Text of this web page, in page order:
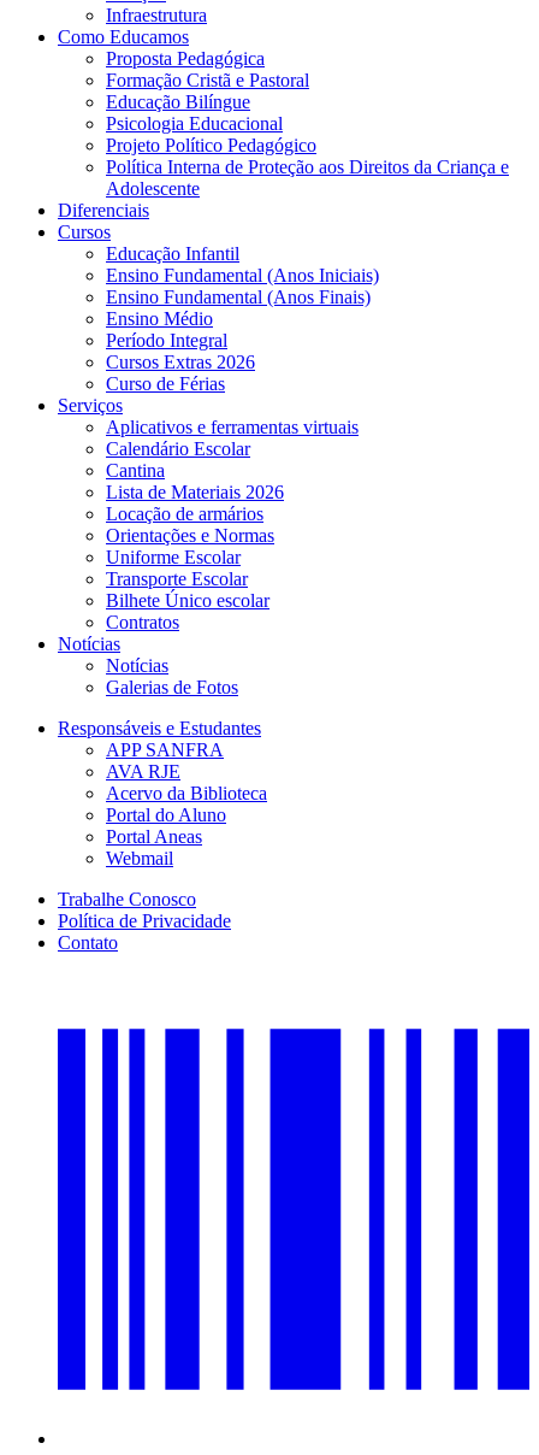
Infraestrutura
Como Educamos
Proposta Pedagógica
Formação Cristã e Pastoral
Educação Bilíngue
Psicologia Educacional
Projeto Político Pedagógico
Política Interna de Proteção aos Direitos da Criança e
Adolescente
Diferenciais
Cursos
Educação Infantil
Ensino Fundamental (Anos Iniciais)
Ensino Fundamental (Anos Finais)
Ensino Médio
Período Integral
Cursos Extras 2026
Curso de Férias
Serviços
Aplicativos e ferramentas virtuais
Calendário Escolar
Cantina
Lista de Materiais 2026
Locação de armários
Orientações e Normas
Uniforme Escolar
Transporte Escolar
Bilhete Único escolar
Contratos
Notícias
Notícias
Galerias de Fotos
Responsáveis e Estudantes
APP SANFRA
AVA RJE
Acervo da Biblioteca
Portal do Aluno
Portal Aneas
Webmail
Trabalhe Conosco
Política de Privacidade
Contato